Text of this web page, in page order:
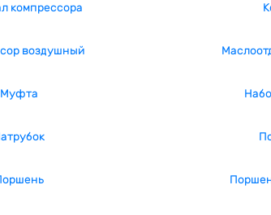
компрессора
воздушный
Муфта